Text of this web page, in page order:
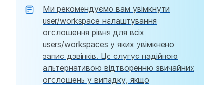
Ми рекомендуємо вам увімкнути
user/workspace налаштування
оголошення рівня для всіх
users/workspaces у яких увімкнено
запис дзвінків. Це слугує надійною
альтернативою відтворенню звичайних
оголошень у випадку, якщо